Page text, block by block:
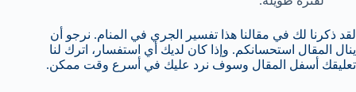
لقد ذكرنا لك في مقالنا هذا تفسير الجري في المنام. نرجو أن
ينال المقال استحسانكم. وإذا كان لديك أي استفسار، اترك لنا
تعليقك أسفل المقال وسوف نرد عليك في أسرع وقت ممكن.